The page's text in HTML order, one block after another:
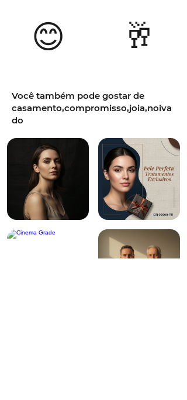
😊 🥂
Você também pode gostar de
casamento,compromisso,joia,noiva
do